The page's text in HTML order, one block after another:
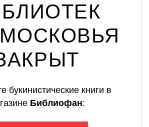
букинистические книги в
Библиофан: